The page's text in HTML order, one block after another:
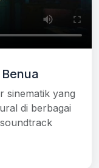
sinematik yang
di berbagai